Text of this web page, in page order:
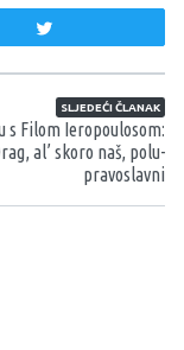
SLJEDEĆI ČLANAK
s Filom Ieropoulosom:
al’ skoro naš, polu-
pravoslavni